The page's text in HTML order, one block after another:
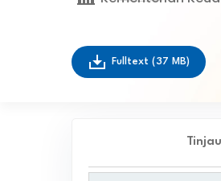
Fulltext (37 MB)